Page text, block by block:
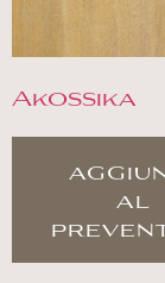
Akossika
al